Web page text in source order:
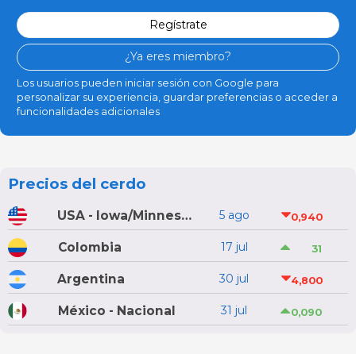
Regístrate
¿Ya eres miembro?
Los usuarios pueden iniciar sesión con Google para
personalizar su experiencia, guardar preferencias o acceder a
funcionalidades adicionales
Precios del cerdo
USA - Iowa/Minnesota 5 ago 0,940
Colombia 17 jul 31
Argentina 30 jul 4,800
México - Nacional 31 jul 0,090